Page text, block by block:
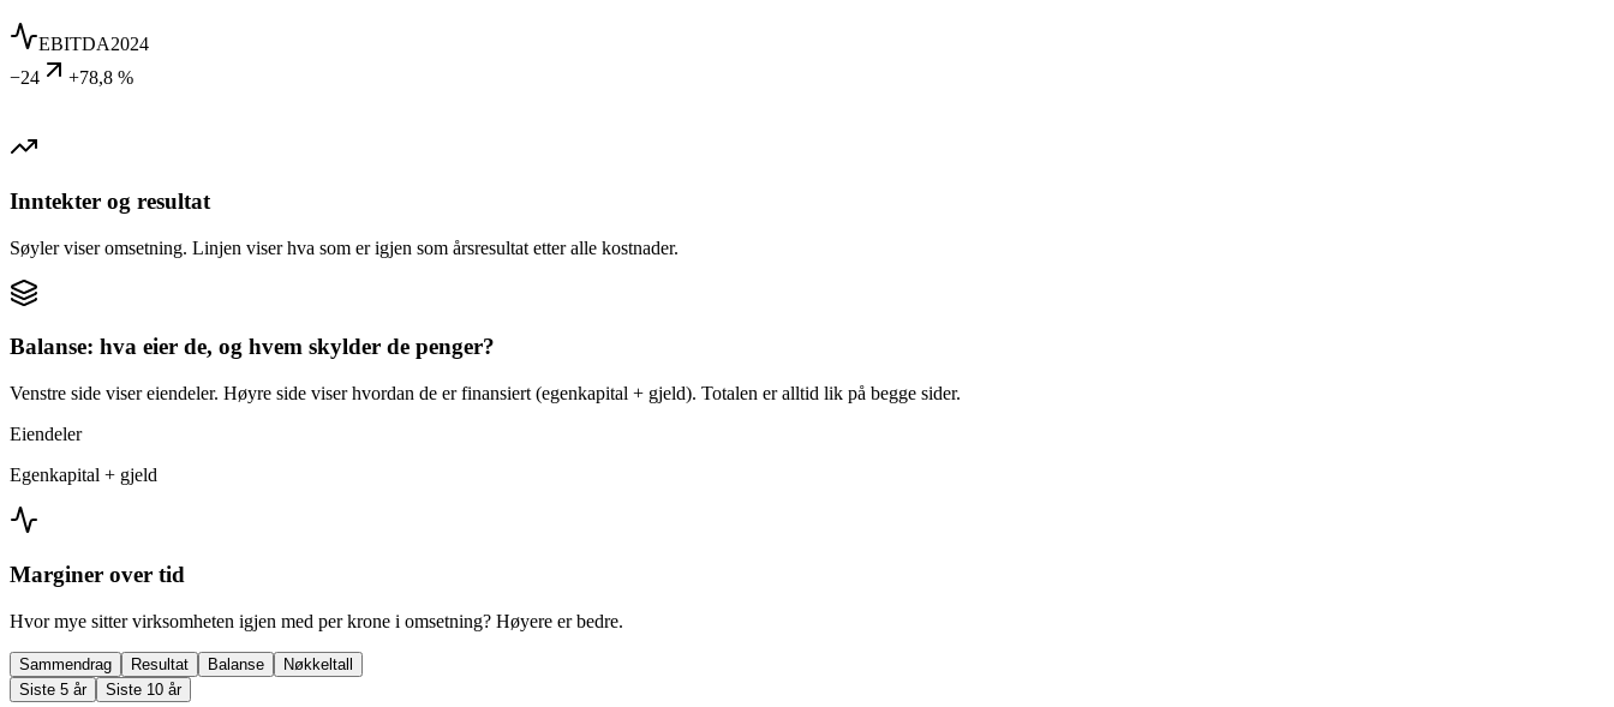
EBITDA2024
−24
+78,8 %
Inntekter og resultat
Søyler viser omsetning. Linjen viser hva som er igjen som årsresultat etter alle kostnader.
Balanse: hva eier de, og hvem skylder de penger?
Venstre side viser eiendeler. Høyre side viser hvordan de er finansiert (egenkapital + gjeld). Totalen er alltid lik på begge sider.
Eiendeler
Egenkapital + gjeld
Marginer over tid
Hvor mye sitter virksomheten igjen med per krone i omsetning? Høyere er bedre.
Sammendrag Resultat Balanse
Nøkkeltall
Siste 5 år
Siste 10 år